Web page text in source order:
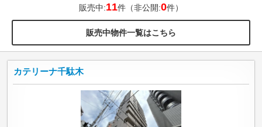
販売中:11件（非公開:0件）
販売中物件一覧はこちら
カテリーナ千駄木